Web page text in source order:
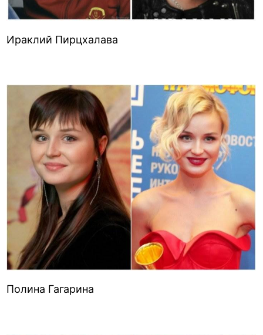
Ираклий Пирцхалава
Полина Гагарина